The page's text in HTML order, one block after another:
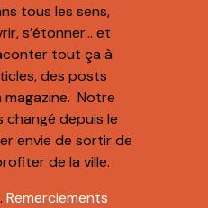
tous les sens,
s’étonner… et
tout ça à
des posts
Notre
changé depuis le
envie de sortir de
de la ville.
. Remerciements